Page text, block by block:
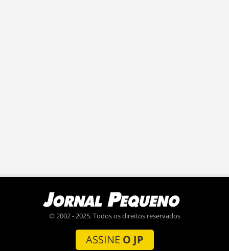
© 2002 - 2025. Todos os direitos reservados
ASSINE O JP